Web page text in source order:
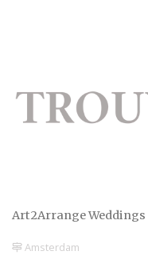
Art2Arrange Weddings
Amsterdam